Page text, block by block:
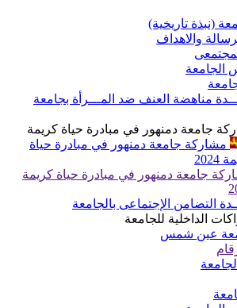
(نبذة تاريخية)
والاهداف
الجامعة
مناهضة العنف ضد المـــرأة بجامعة
جامعة دمنهور في مبادرة حياة كريمة
مشاركة جامعة دمنهور في مبادرة حياة
جامعة دمنهور في مبادرة حياة كريمة
التضامن الإجتماعى بالجامعة
الداخلية للجامعة
عين شمس